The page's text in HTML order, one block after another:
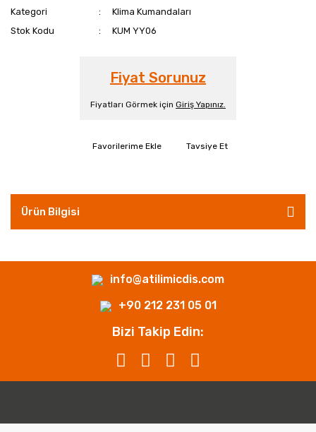
Kategori
Klima Kumandaları
Stok Kodu
KUM YY06
Fiyat Sorunuz
Fiyatları Görmek için Giriş Yapınız.
Tavsiye Et
Ürün Bilgisi
info@atilimicdis.com
+90 212 231 05 01
Bizi Takip Edin: